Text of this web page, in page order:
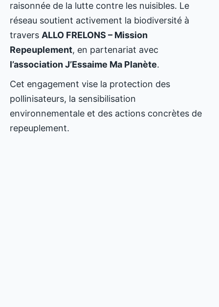
raisonnée de la lutte contre les nuisibles. Le
réseau soutient activement la biodiversité à
travers ALLO FRELONS – Mission
Repeuplement, en partenariat avec
l’association J’Essaime Ma Planète.
Cet engagement vise la protection des
pollinisateurs, la sensibilisation
environnementale et des actions concrètes de
repeuplement.